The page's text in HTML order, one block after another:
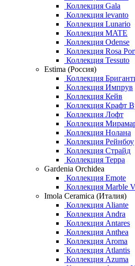
Коллекция Gala
Коллекция levanto
Коллекция Lunario
Коллекция MATE
Коллекция Odense
Коллекция Rosa
Коллекция Tessuto
Estima (Россия)
Коллекция
Коллекция Импрув
Коллекция Кейв
Коллекция Крафт
Коллекция Лофт
Коллекция
Коллекция Нолана
Коллекция Рейнбоу
Коллекция Страйд
Коллекция Терра
Gardenia Orchidea
Коллекция Emote
Коллекция Marble
Imola Ceramica (Италия)
Коллекция Aliante
Коллекция Andra
Коллекция Antares
Коллекция Anthea
Коллекция Aroma
Коллекция Atlantis
Коллекция Azuma